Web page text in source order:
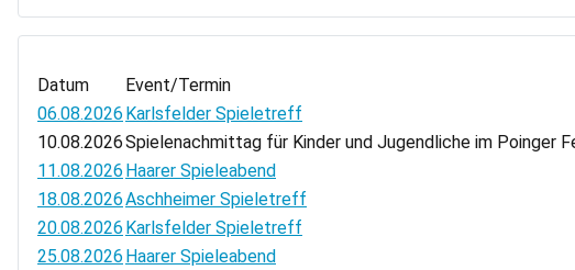
Datum
Event/Termin
06.08.2026 Karlsfelder Spieletreff
10.08.2026Spielenachmittag für Kinder und Jugendliche im Poinger
11.08.2026 Haarer Spieleabend
18.08.2026Aschheimer Spieletreff
20.08.2026 Karlsfelder Spieletreff
25.08.2026 Haarer Spieleabend